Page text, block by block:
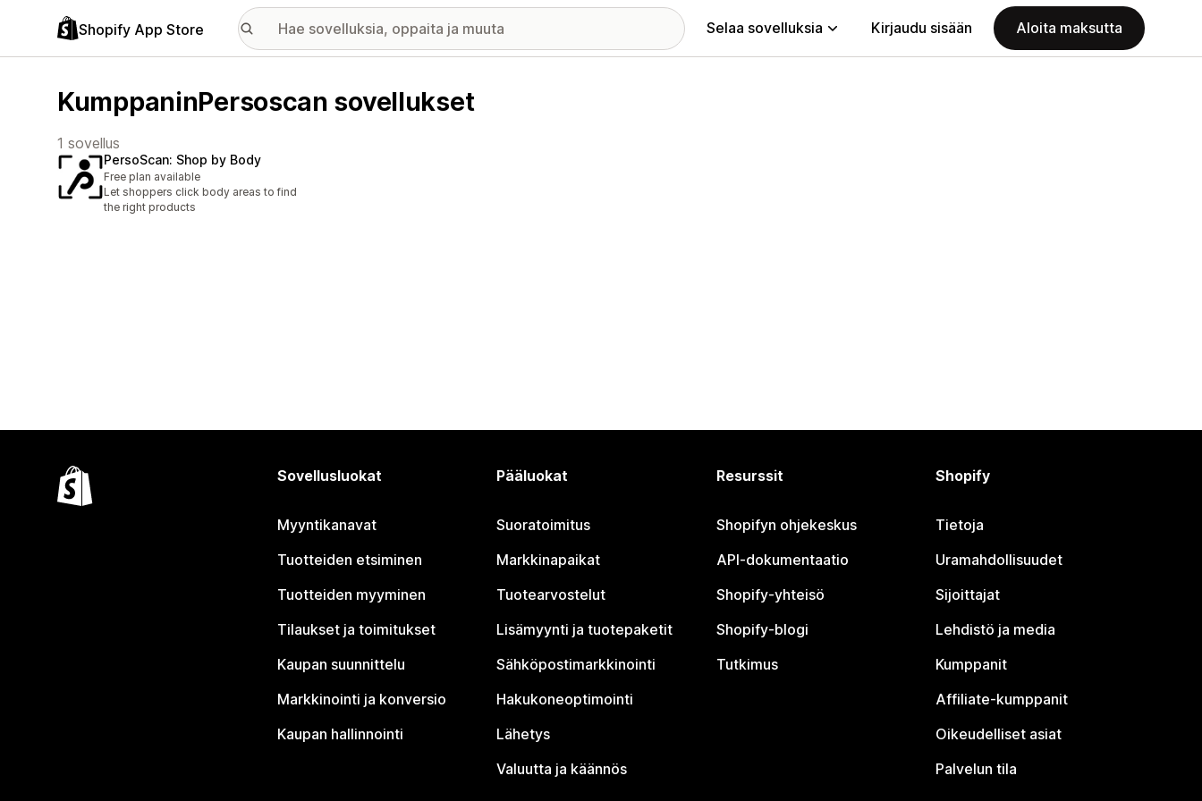
Shopify App Store Selaa sovelluksia Kirjaudu sisään Aloita maksutta
KumppaninPersoscan sovellukset
1 sovellus
PersoScan: Shop by Body
Free plan available
Let shoppers click body areas to find
the right products
Sovellusluokat
Myyntikanavat
Tuotteiden etsiminen
Tuotteiden myyminen
Tilaukset ja toimitukset
Kaupan suunnittelu
Markkinointi ja konversio
Kaupan hallinnointi
Pääluokat
Suoratoimitus
Markkinapaikat
Tuotearvostelut
Lisämyynti ja tuotepaketit
Sähköpostimarkkinointi
Hakukoneoptimointi
Lähetys
Valuutta ja käännös
Resurssit
Shopifyn ohjekeskus
API-dokumentaatio
Shopify-yhteisö
Shopify-blogi
Tutkimus
Shopify
Tietoja
Uramahdollisuudet
Sijoittajat
Lehdistö ja media
Kumppanit
Affiliate-kumppanit
Oikeudelliset asiat
Palvelun tila